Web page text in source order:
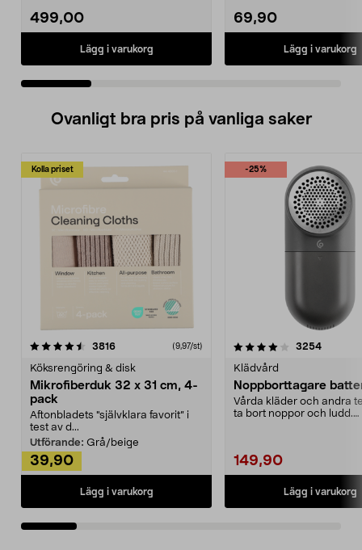
499,00
Lägg i varukorg
69,90
Lägg i varukorg
Ovanligt bra pris på vanliga saker
Kolla priset
3816recensioner (9,97/st)
Köksrengöring & disk
Mikrofiberduk 32 x 31 cm, 4-
pack
Aftonbladets "självklara favorit” i
test av d...
Utförande: Grå/beige
39,90
Lägg i varukorg
-25%
4.0av 5 stjärnor 3254
Klädvård
Noppborttagare
Vårda kläder och andra
ta bort noppor och ludd.
149,90
Lägg i varukorg
4.5av 5 stjärnor